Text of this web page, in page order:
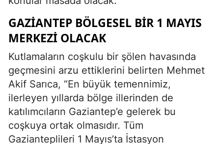
GAZIANTEP BÖLGESEL BIR 1 MAYIS
MERKEZI OLACAK
Kutlamaların coşkulu bir şölen havasında
geçmesini arzu ettiklerini belirten Mehmet
Akif Sarıca, “En büyük temennimiz,
ilerleyen yıllarda bölge illerinden de
katılımcıların Gaziantep’e gelerek bu
coşkuya ortak olmasıdır. Tüm
Gazianteplileri 1 Mayıs’ta İstasyon